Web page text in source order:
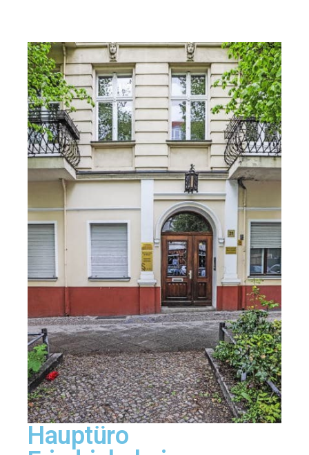
Hauptüro